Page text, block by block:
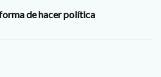
de hacer política